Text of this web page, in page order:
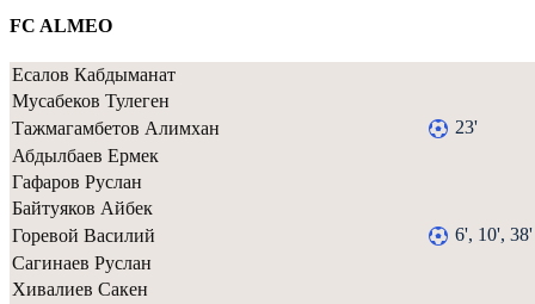
FC ALMEO
Есалов Кабдыманат
Мусабеков Тулеген
Тажмагамбетов Алимхан
23'
Абдылбаев Ермек
Гафаров Руслан
Байтуяков Айбек
Горевой Василий
6', 10', 38'
Сагинаев Руслан
Хивалиев Сакен